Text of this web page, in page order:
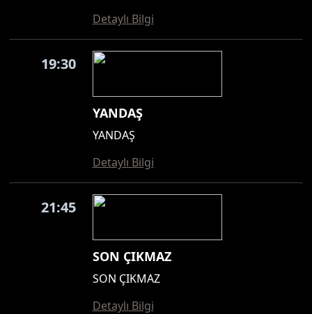
Detaylı Bilgi
19:30
YANDAŞ
YANDAŞ
Detaylı Bilgi
21:45
SON ÇIKMAZ
SON ÇIKMAZ
Detaylı Bilgi